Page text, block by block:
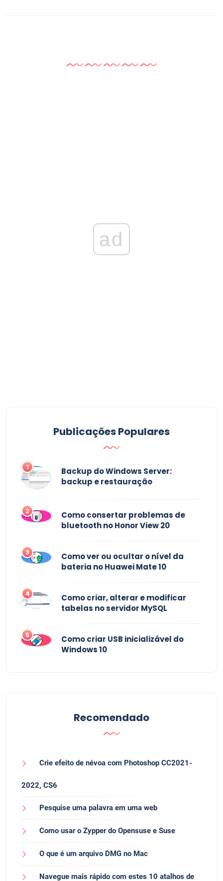
ad
Publicações Populares
1
Backup do Windows Server:
backup e restauração
2
Como consertar problemas de
bluetooth no Honor View 20
3
Como ver ou ocultar o nível da
bateria no Huawei Mate 10
4
Como criar, alterar e modificar
tabelas no servidor MySQL
5
Como criar USB inicializável do
Windows 10
Recomendado
Crie efeito de névoa com Photoshop CC2021-
2022, CS6
Pesquise uma palavra em uma web
Como usar o Zypper do Opensuse e Suse
O que é um arquivo DMG no Mac
Navegue mais rápido com estes 10 atalhos de